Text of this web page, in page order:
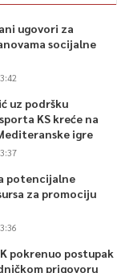
ugovori za
socijalne
uz podršku
KS kreće na
igre
potencijalne
za promociju
pokrenuo postupak
prigovoru